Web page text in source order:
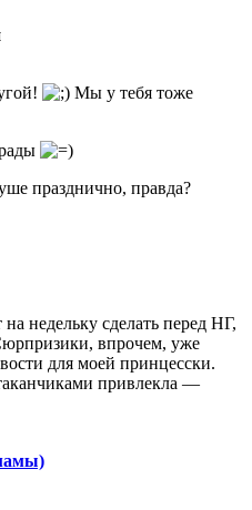
Мы у тебя тоже
празднично, правда?
недельку сделать перед НГ,
впрочем, уже
для моей принцесски.
привлекла —